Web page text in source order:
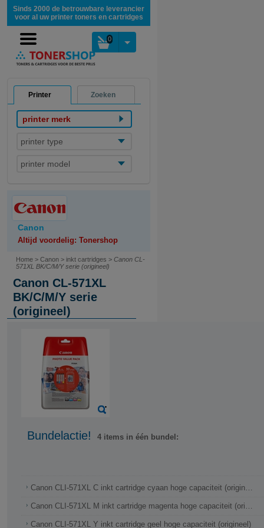
Sinds 2000 de betrouwbare leverancier
voor al uw printer toners en cartridges
0
Printer Zoeken
printer merk
printer type
printer model
Canon
Altijd voordelig: Tonershop
Home > Canon > inkt cartridges > Canon CL-
571XL BK/C/M/Y serie (origineel)
Canon CL-571XL
BK/C/M/Y serie
(origineel)
Bundelactie! 4 items in één bundel:
Canon CLI-571XL C inkt cartridge cyaan hoge capaciteit (origineel)
Canon CLI-571XL M inkt cartridge magenta hoge capaciteit (origineel)
Canon CLI-571XL Y inkt cartridge geel hoge capaciteit (origineel)